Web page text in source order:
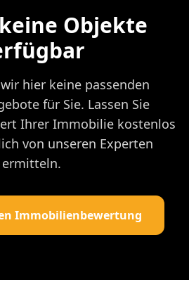
Objekte
hier keine passenden
für Sie. Lassen Sie
Ihrer Immobilie kostenlos
von unseren Experten
ermitteln.
Immobilienbewertung